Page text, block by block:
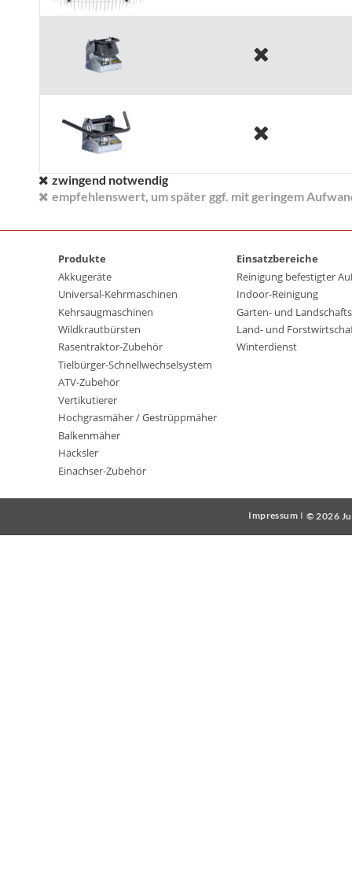


 zwingend notwendig
 empfehlenswert, um später ggf. mit geringem
© 2026
Produkte
Einsatzbereiche
Akkugeräte
Reinigung befestigter
Universal-Kehrmaschinen
Indoor-Reinigung
Kehrsaugmaschinen
Garten- und
Wildkrautbürsten
Land- und
Rasentraktor-Zubehör
Winterdienst
Tielbürger-Schnellwechselsystem
ATV-Zubehör
Vertikutierer
Hochgrasmäher / Gestrüppmäher
Balkenmäher
Häcksler
Einachser-Zubehör
Impressum I